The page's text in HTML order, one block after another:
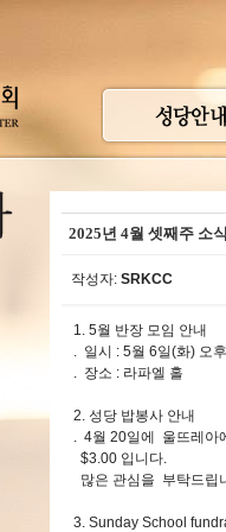
2025년 4월 셋째주 소식
작성자: SRKCC
1. 5월 반장 모임 안내
. 일시 : 5월 6일(화)
. 장소 : 라파엘 홀
2. 성당 밥봉사 안내
. 4월 20일에 울뜨레아
$3.00 입니다.
많은 관심을 부탁드립
3. Sunday School